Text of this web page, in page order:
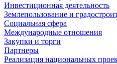
Инвестиционная деятельность
Землепользование и
Социальная сфера
Международные отношения
Закупки и торги
Партнеры
Реализация национальных